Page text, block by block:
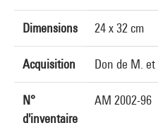
Dimensions 24 x 32 cm
Acquisition Don de M.
N°
d'inventaire
AM 2002-96